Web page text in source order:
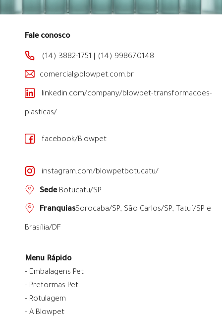
Fale conosco
(14) 3882-1751 (14) 99867.0148
comercial@blowpet.com.br
linkedin.com/company/blowpet-transformacoes-
plasticas/
facebook/Blowpet
instagram.com/blowpetbotucatu/
SedeBotucatu/SP
FranquiasSorocaba/SP, São Carlos/SP, Tatuí/SP e
Brasília/DF
Menu Rápido
- Embalagens Pet
- Preformas Pet
- Rotulagem
- A Blowpet